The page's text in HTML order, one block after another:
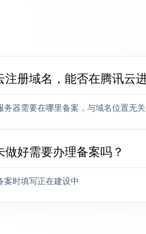
注册域名，能否在腾讯云
务器需要在哪里备案，与域名位置无关
做好需要办理备案吗？
案时填写正在建设中